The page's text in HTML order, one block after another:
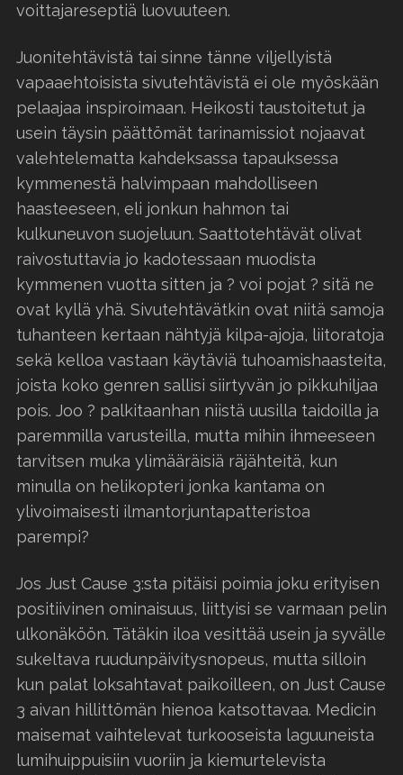
voittajareseptiä luovuuteen.
Juonitehtävistä tai sinne tänne viljellyistä
vapaaehtoisista sivutehtävistä ei ole myöskään
pelaajaa inspiroimaan. Heikosti taustoitetut ja
usein täysin päättömät tarinamissiot nojaavat
valehtelematta kahdeksassa tapauksessa
kymmenestä halvimpaan mahdolliseen
haasteeseen, eli jonkun hahmon tai
kulkuneuvon suojeluun. Saattotehtävät olivat
raivostuttavia jo kadotessaan muodista
kymmenen vuotta sitten ja ? voi pojat ? sitä ne
ovat kyllä yhä. Sivutehtävätkin ovat niitä samoja
tuhanteen kertaan nähtyjä kilpa-ajoja, liitoratoja
sekä kelloa vastaan käytäviä tuhoamishaasteita,
joista koko genren sallisi siirtyvän jo pikkuhiljaa
pois. Joo ? palkitaanhan niistä uusilla taidoilla ja
paremmilla varusteilla, mutta mihin ihmeeseen
tarvitsen muka ylimääräisiä räjähteitä, kun
minulla on helikopteri jonka kantama on
ylivoimaisesti ilmantorjuntapatteristoa
parempi?
Jos Just Cause 3:sta pitäisi poimia joku erityisen
positiivinen ominaisuus, liittyisi se varmaan pelin
ulkonäköön. Tätäkin iloa vesittää usein ja syvälle
sukeltava ruudunpäivitysnopeus, mutta silloin
kun palat loksahtavat paikoilleen, on Just Cause
3 aivan hillittömän hienoa katsottavaa. Medicin
maisemat vaihtelevat turkooseista laguuneista
lumihuippuisiin vuoriin ja kiemurtelevista